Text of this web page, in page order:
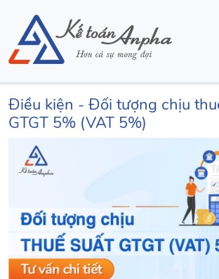
Điều kiện - Đối tượng chịu
GTGT 5% (VAT 5%)